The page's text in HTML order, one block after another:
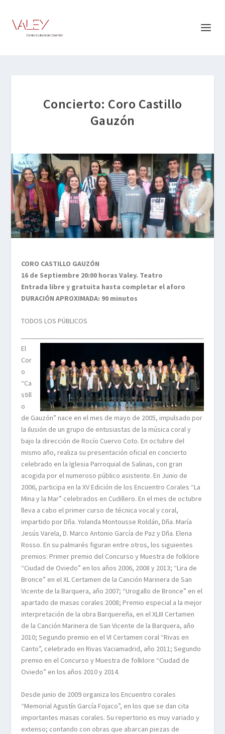
Concierto: Coro Castillo
Gauzón
CORO CASTILLO GAUZÓN
16 de Septiembre 20:00 horas Valey. Teatro
Entrada libre y gratuita hasta completar el aforo
DURACIÓN APROXIMADA: 90 minutos
TODOS LOS PÚBLICOS
El
Cor
o
“Ca
still
o
de Gauzón” nace en el mes de mayo de 2005, impulsado por
la ilusión de un grupo de entusiastas de la música coral y
bajo la dirección de Rocío Cuervo Coto. En octubre del
mismo año, realiza su presentación oficial en concierto
celebrado en la Iglesia Parroquial de Salinas, con gran
acogida por el numeroso público asistente. En Junio de
2006, participa en la XV Edición de los Encuentro Corales “La
Mina y la Mar” celebrados en Cudillero. En el mes de octubre
lleva a cabo el primer curso de técnica vocal y coral,
impartido por Dña. Yolanda Montousse Roldán, Dña. María
Jesús Varela, D. Marco Antonio García de Paz y Dña. Elena
Rosso. En su palmarés figuran entre otros, los siguientes
premios: Primer premio del Concurso y Muestra de folklore
“Ciudad de Oviedo” en los años 2006, 2008 y 2013; “Lira de
Bronce” en el XL Certamen de la Canción Marinera de San
Vicente de la Barquera, año 2007; “Urogallo de Bronce” en el
apartado de masas corales 2008; Premio especial a la mejor
interpretación de la obra Barquereña, en el XLIII Certamen
de la Canción Marinera de San Vicente de la Barquera, año
2010; Segundo premio en el VI Certamen coral “Rivas en
Canto”, celebrado en Rivas Vaciamadrid, año 2011; Segundo
premio en el Concurso y Muestra de folklore “Ciudad de
Oviedo” en los años 2010 y 2014.
Desde junio de 2009 organiza los Encuentro corales
“Memorial Agustín García Fojaco”, en los que se dan cita
importantes masas corales. Su repertorio es muy variado y
extenso; contando con obras que abarcan piezas de